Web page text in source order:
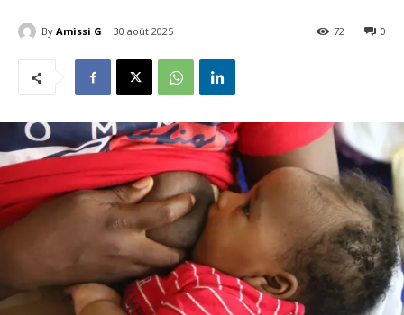
By Amissi G 30 août 2025 0
72